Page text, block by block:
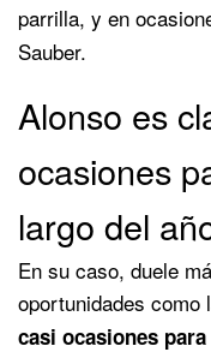
parrilla, y en
Sauber.
Alonso es
ocasiones
largo del
En su caso, duele
oportunidades como
casi ocasiones